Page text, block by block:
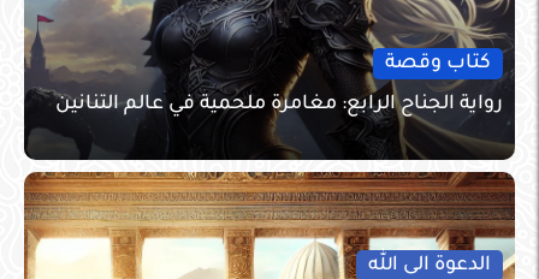
كتاب وقصة
رواية الجناح الرابع: مغامرة ملحمية في عالم التنانين
الدعوة الى الله